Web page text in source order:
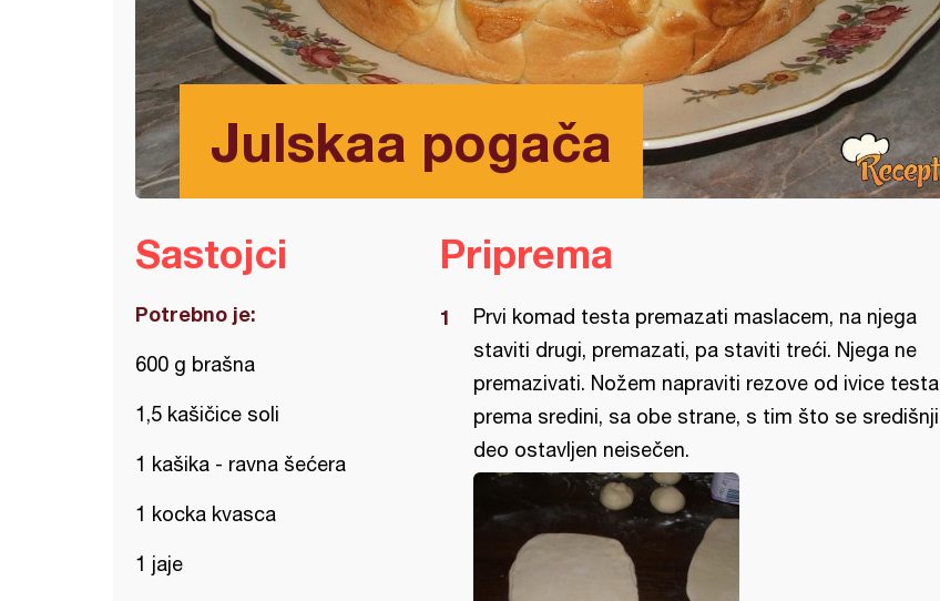
Julskaa pogača
Sastojci
Potrebno je:
600 g brašna
1,5 kašičice soli
1 kašika - ravna šećera
1 kocka kvasca
1 jaje
Priprema
Prvi komad testa premazati maslacem, na njega
staviti drugi, premazati, pa staviti treći. Njega ne
premazivati. Nožem napraviti rezove od ivice testa
prema sredini, sa obe strane, s tim što se središnji
deo ostavljen neisečen.